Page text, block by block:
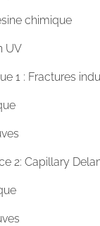
chimique
UV
1 : Fractures
2: Capillary